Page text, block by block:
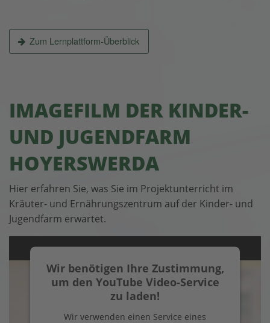
Zum Lernplattform-Überblick
IMAGEFILM DER KINDER-
UND JUGENDFARM
HOYERSWERDA
Hier erfahren Sie, was Sie im Projektunterricht im
Kräuter- und Ernährungs­zentrum auf der Kinder- und
Jugendfarm erwartet.
Wir benötigen Ihre Zustimmung,
um den YouTube Video-Service
zu laden!
Wir verwenden einen Service eines